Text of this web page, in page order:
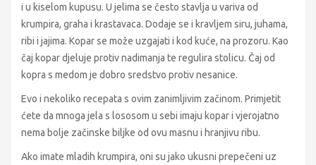
i u kiselom kupusu. U jelima se često stavlja u variva od
krumpira, graha i krastavaca. Dodaje se i kravljem siru, juhama,
ribi i jajima. Kopar se može uzgajati i kod kuće, na prozoru. Kao
čaj kopar djeluje protiv nadimanja te regulira stolicu. Čaj od
kopra s medom je dobro sredstvo protiv nesanice.
Evo i nekoliko recepata s ovim zanimljivim začinom. Primjetit
ćete da mnoga jela s lososom u sebi imaju kopar i vjerojatno
nema bolje začinske biljke od ovu masnu i hranjivu ribu.
Ako imate mladih krumpira, oni su jako ukusni prepečeni uz